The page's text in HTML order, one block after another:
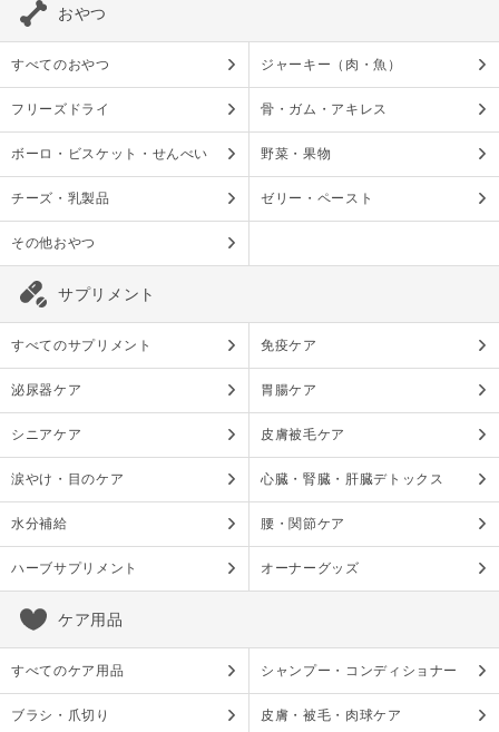
おやつ
すべてのおやつ ジャーキー（肉・魚）
フリーズドライ 骨・ガム・アキレス
ボーロ・ビスケット・せんべい 野菜・果物
チーズ・乳製品 ゼリー・ペースト
その他おやつ
サプリメント
すべてのサプリメント 免疫ケア
泌尿器ケア 胃腸ケア
シニアケア 皮膚被毛ケア
涙やけ・目のケア 心臓・腎臓・肝臓デトックス
水分補給 腰・関節ケア
ハーブサプリメント オーナーグッズ
ケア用品
すべてのケア用品 シャンプー・コンディショナー
ブラシ・爪切り 皮膚・被毛・肉球ケア